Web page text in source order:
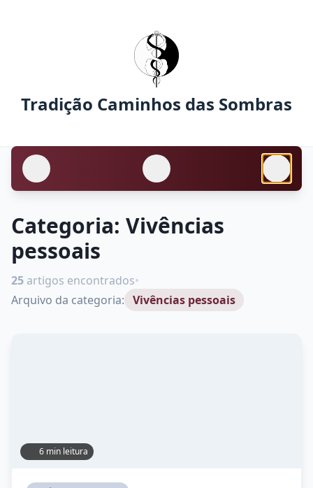
Tradição Caminhos das Sombras
Categoria: Vivências
pessoais
25 artigos encontrados•
Arquivo da categoria: Vivências pessoais
6 min leitura